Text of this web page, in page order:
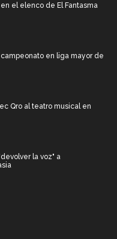
el elenco de El Fantasma
en liga mayor de
Qro al teatro musical en
la voz" a